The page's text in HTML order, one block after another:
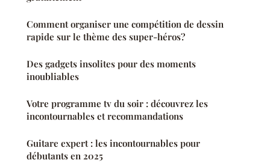
Comment organiser une compétition de dessin
rapide sur le thème des super-héros?
Des gadgets insolites pour des moments
inoubliables
Votre programme tv du soir : découvrez les
incontournables et recommandations
Guitare expert : les incontournables pour
débutants en 2025